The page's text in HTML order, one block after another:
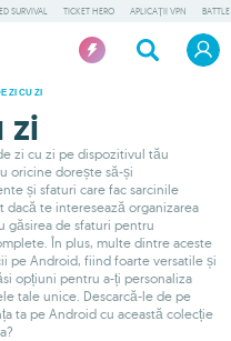
SURVIVAL TICKET HERO APLICAȚII VPN
ZI CU ZI
zi
zi cu zi pe dispozitivul tău
oricine dorește să-și
și sfaturi care fac sarcinile
te interesează organizarea
găsirea de sfaturi pentru
În plus, multe dintre aceste
pe Android, fiind foarte versatile și
opțiuni pentru a-ți personaliza
tale unice. Descarcă-le de pe
ta pe Android cu această colecție